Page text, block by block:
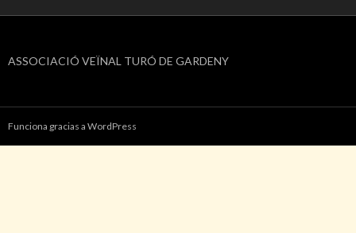
ASSOCIACIÓ VEÏNAL TURÓ DE GARDENY
Funciona gracias a WordPress